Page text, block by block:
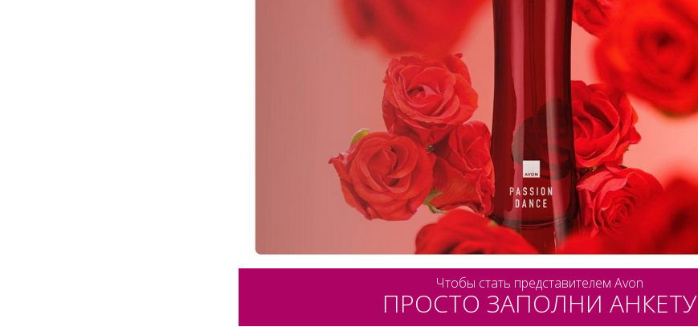
Чтобы стать представителем Avon
ПРОСТО ЗАПОЛНИ АНКЕТУ